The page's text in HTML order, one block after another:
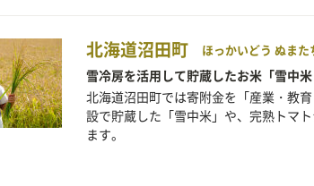
北海道沼田町 ほっかいどう ぬまた
雪冷房を活用して貯蔵したお米「雪中
北海道沼田町では寄附金を「産業・教
設で貯蔵した「雪中米」や、完熟トマ
ます。